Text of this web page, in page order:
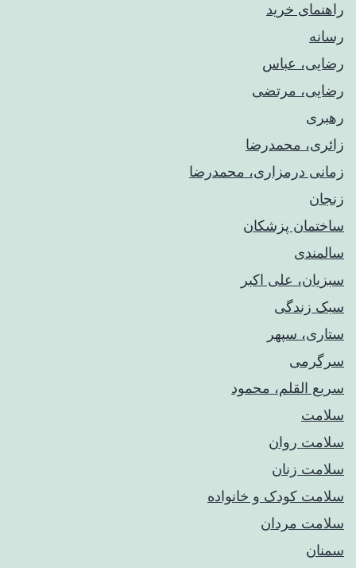
راهنمای خريد
رسانه
رضایی، عباس
رضایی، مرتضی
رهبری
زائری، محمدرضا
زمانی درمزاری، محمدرضا
زنجان
ساختمان پزشکان
سالمندی
سبزیان، علی اکبر
سبک زندگی
ستاری، سپهر
سرگرمی
سریع القلم، محمود
سلامت
سلامت روان
سلامت زنان
سلامت کودک‌ و خانواده
سلامت مردان
سمنان